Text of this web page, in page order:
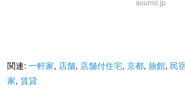
関連: 一軒家, 店舗, 店舗付住宅, 京都, 旅館, 民
家, 賃貸